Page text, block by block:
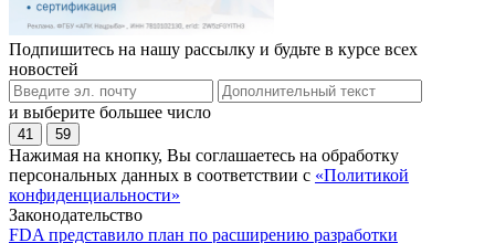
Подпишитесь на нашу рассылку и будьте в курсе всех
новостей
и выберите большее число
41 59
Нажимая на кнопку, Вы соглашаетесь на обработку
персональных данных в соответствии с «Политикой
конфиденциальности»
Законодательство
FDA представило план по расширению разработки